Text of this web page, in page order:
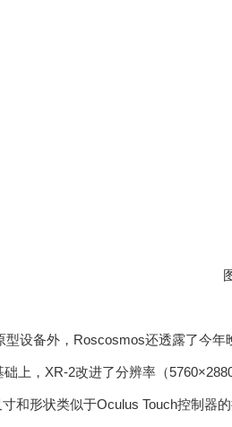
型设备外，Roscosmos还透露了今
上，XR-2改进了分辨率（
和形状类似于Oculus Touch控制器